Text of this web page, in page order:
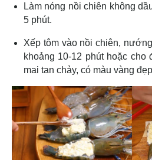
Làm nóng nồi chiên không
5 phút.
Xếp tôm vào nồi chiên,
khoảng 10-12 phút hoặc cho
mai tan chảy, có màu vàng